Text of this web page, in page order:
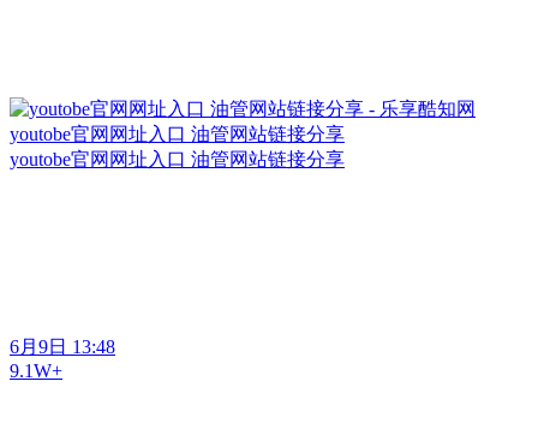
youtobe官网网址入口 油管网站链接分享
youtobe官网网址入口 油管网站链接分享
6月9日 13:48
9.1W+